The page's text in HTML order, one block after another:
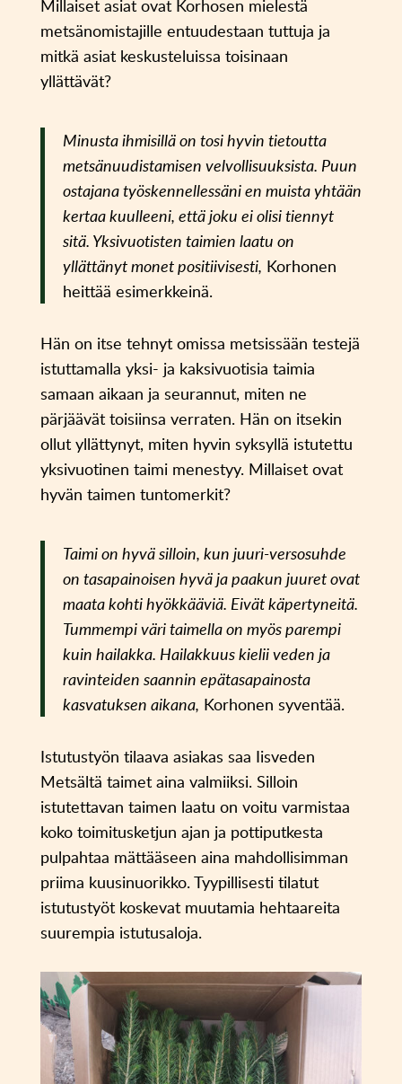
Millaiset asiat ovat Korhosen mielestä
metsänomistajille entuudestaan tuttuja ja
mitkä asiat keskusteluissa toisinaan
yllättävät?
Minusta ihmisillä on tosi hyvin tietoutta
metsänuudistamisen velvollisuuksista. Puun
ostajana työskennellessäni en muista yhtään
kertaa kuulleeni, että joku ei olisi tiennyt
sitä. Yksivuotisten taimien laatu on
yllättänyt monet positiivisesti, Korhonen
heittää esimerkkeinä.
Hän on itse tehnyt omissa metsissään testejä
istuttamalla yksi- ja kaksivuotisia taimia
samaan aikaan ja seurannut, miten ne
pärjäävät toisiinsa verraten. Hän on itsekin
ollut yllättynyt, miten hyvin syksyllä istutettu
yksivuotinen taimi menestyy. Millaiset ovat
hyvän taimen tuntomerkit?
Taimi on hyvä silloin, kun juuri-versosuhde
on tasapainoisen hyvä ja paakun juuret ovat
maata kohti hyökkääviä. Eivät käpertyneitä.
Tummempi väri taimella on myös parempi
kuin hailakka. Hailakkuus kielii veden ja
ravinteiden saannin epätasapainosta
kasvatuksen aikana, Korhonen syventää.
Istutustyön tilaava asiakas saa Iisveden
Metsältä taimet aina valmiiksi. Silloin
istutettavan taimen laatu on voitu varmistaa
koko toimitusketjun ajan ja pottiputkesta
pulpahtaa mättääseen aina mahdollisimman
priima kuusinuorikko. Tyypillisesti tilatut
istutustyöt koskevat muutamia hehtaareita
suurempia istutusaloja.